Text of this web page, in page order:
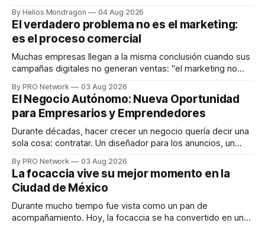
dispositivos inteligentes, inteligencia artificial y monitoreo
en tiempo real para ayudar a las personas a tomar mejores
decisiones sobre su salud metabólica. Su propuesta busca
responder
By Helios Mondragon 04 Aug 2026
El verdadero problema no es el marketing:
es el proceso comercial
Muchas empresas llegan a la misma conclusión cuando sus
campañas digitales no generan ventas: "el marketing no
INTERIUS, el problema suele estar en otro lugar. Durante
una entrevista para el podcast SER PRO, el especialista en
marketing digital explicó que
By PRO Network 03 Aug 2026
El Negocio Autónomo: Nueva Oportunidad
para Empresarios y Emprendedores
Durante décadas, hacer crecer un negocio quería decir una
sola cosa: contratar. Un diseñador para los anuncios, un
para los textos, alguien que supiera de publicidad digital
para encontrar prospectos, un vendedor para atender
llamadas y mensajes, y —con suerte— una persona
By PRO Network 03 Aug 2026
La focaccia vive su mejor momento en la
Ciudad de México
Durante mucho tiempo fue vista como un pan de
acompañamiento. Hoy, la focaccia se ha convertido en uno